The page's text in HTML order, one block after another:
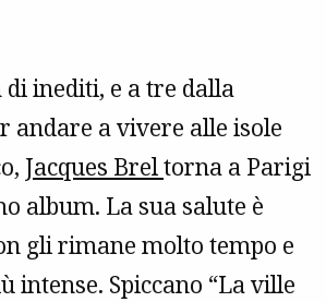
inediti, e a tre dalla
andare a vivere alle isole
Jacques Breltorna a Parigi
album. La sua salute è
gli rimane molto tempo e
intense. Spiccano “La ville